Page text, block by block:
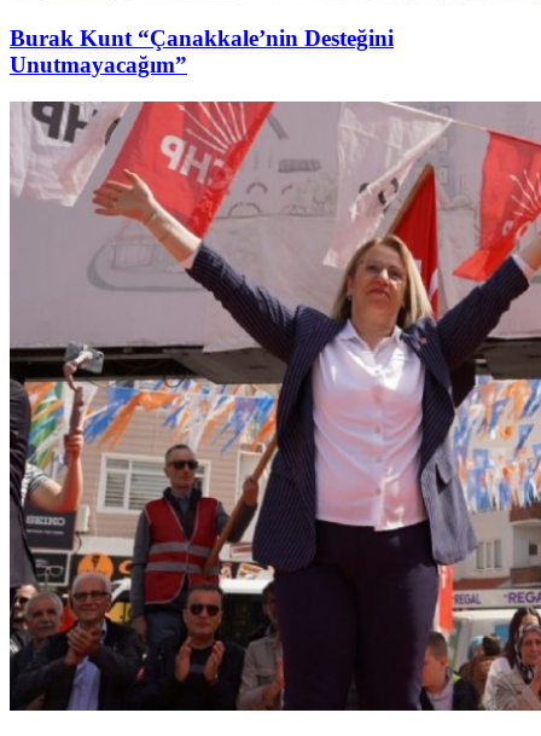
Burak Kunt “Çanakkale’nin Desteğini
Unutmayacağım”